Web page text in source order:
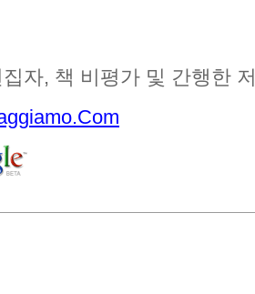
자, 책 비평가 및 간행한